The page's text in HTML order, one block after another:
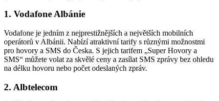
1. Vodafone Albánie
Vodafone je jedním z nejprestižnějších a největších mobilních
operátorů‍ v Albánii. Nabízí atraktivní‍ tarify s různými možnostmi
pro hovory a SMS do Česka. S jejich tarifem „Super Hovory a
SMS“ můžete volat za skvělé ceny a zasílat SMS zprávy bez⁤ ohledu
na délku hovoru nebo počet odeslaných ‌zpráv.
2. Albtelecom